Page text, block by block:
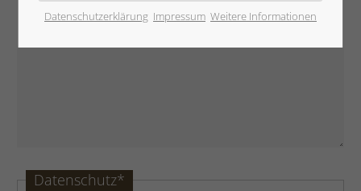
Datenschutz*
Datenschutzerklärung Impressum Weitere Informationen